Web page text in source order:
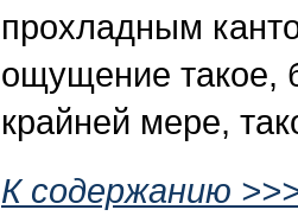
прохладным
ощущение такое,
крайней мере,
К содержанию